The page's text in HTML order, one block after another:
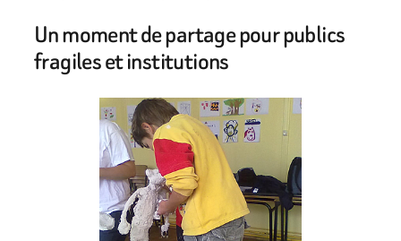
Un moment de partage pour publics
fragiles et institutions